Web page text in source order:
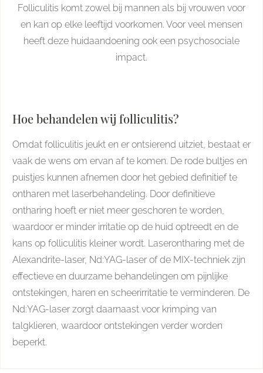
Folliculitis komt zowel bij mannen als bij vrouwen voor
en kan op elke leeftijd voorkomen. Voor veel mensen
heeft deze huidaandoening ook een psychosociale
impact.
Hoe behandelen wij folliculitis?
Omdat folliculitis jeukt en er ontsierend uitziet, bestaat er
vaak de wens om ervan af te komen. De rode bultjes en
puistjes kunnen afnemen door het gebied definitief te
ontharen met laserbehandeling. Door definitieve
ontharing hoeft er niet meer geschoren te worden,
waardoor er minder irritatie op de huid optreedt en de
kans op folliculitis kleiner wordt. Laserontharing met de
Alexandrite-laser, Nd:YAG-laser of de MIX-techniek zijn
effectieve en duurzame behandelingen om pijnlijke
ontstekingen, haren en scheerirritatie te verminderen. De
Nd:YAG-laser zorgt daarnaast voor krimping van
talgklieren, waardoor ontstekingen verder worden
beperkt.